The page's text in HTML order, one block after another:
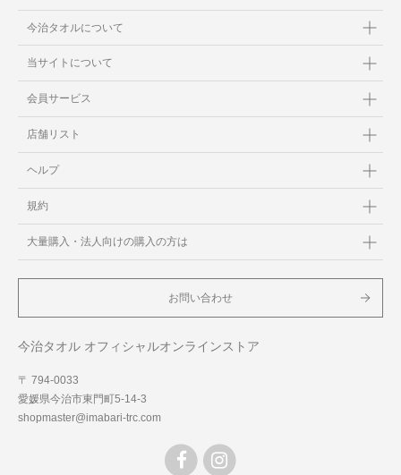
今治タオルについて
当サイトについて
会員サービス
店舗リスト
ヘルプ
規約
大量購入・法人向けの購入の方は
お問い合わせ
今治タオル オフィシャルオンラインストア
〒 794-0033
愛媛県今治市東門町5-14-3
shopmaster@imabari-trc.com